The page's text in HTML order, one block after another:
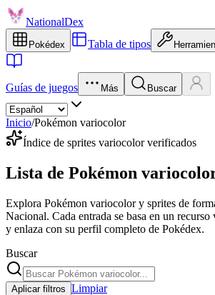
NationalDex
Pokédex Tabla de tipos
Guías de juegos Más Buscar
Inicio/Pokémon variocolor
Índice de sprites variocolor verificados
Lista de Pokémon
Explora Pokémon variocolor y sprites de
Nacional. Cada entrada se basa en un
y enlaza con su perfil completo de Pokédex.
Buscar
Aplicar filtros Limpiar